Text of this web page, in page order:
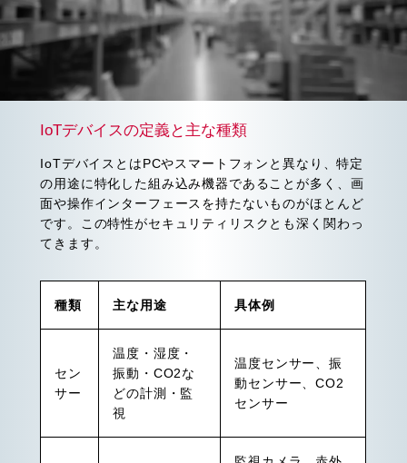
IoTデバイスの定義と主な種類
IoTデバイスとはPCやスマートフォンと異なり、特定
の用途に特化した組み込み機器であることが多く、画
面や操作インターフェースを持たないものがほとんど
です。この特性がセキュリティリスクとも深く関わっ
てきます。
種類 主な用途 具体例
セン
サー
温度・湿度・
振動・CO2な
どの計測・監
視
温度センサー、振
動センサー、CO2
センサー